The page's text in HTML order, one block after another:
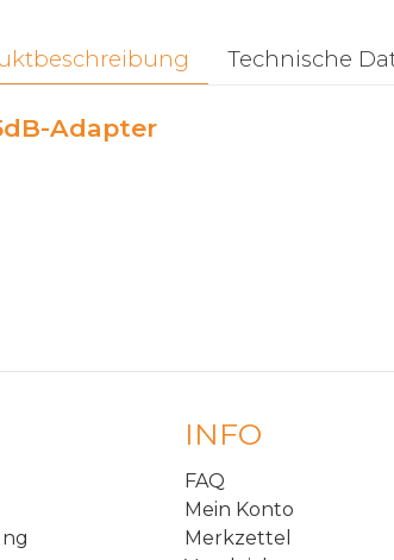
Technische
Adapter
INFO
FAQ
Mein Konto
Merkzettel